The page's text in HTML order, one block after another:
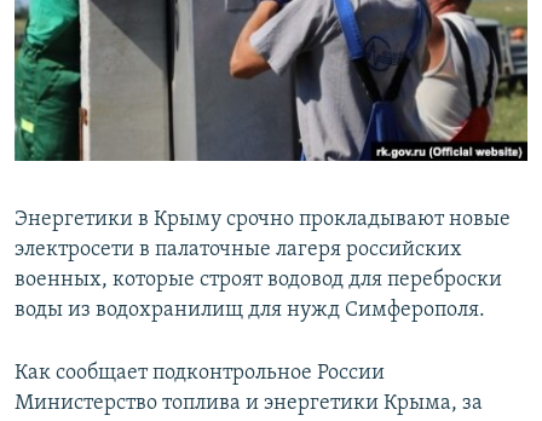
ПОБЕДИТЕЛЕЙ НЕ СУДЯТ?
КРЫМ.НЕПОКОРЕННЫЙ
ELIFBE
УКРАИНСКАЯ ПРОБЛЕМА КРЫМА
ПРИСОЕДИНЯЙТЕСЬ!
Энергетики в Крыму срочно прокладывают новые
электросети в палаточные лагеря российских
военных, которые строят водовод для переброски
воды из водохранилищ для нужд Симферополя.
Как сообщает подконтрольное России
Министерство топлива и энергетики Крыма, за